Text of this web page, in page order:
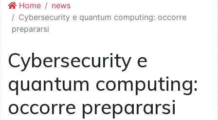
Home
news
Cybersecurity e quantum computing: occorre
prepararsi
Cybersecurity e
quantum computing:
occorre prepararsi